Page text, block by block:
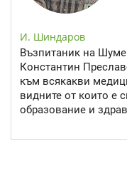
И. Шиндаров
Възпитаник на
Константин
към всякакви
видните от които е
образование и